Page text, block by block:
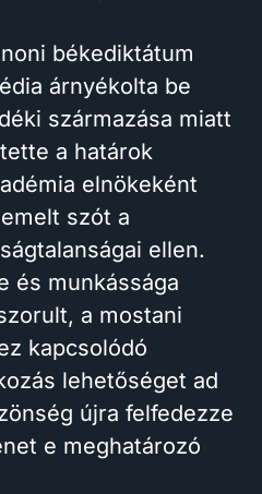
békediktátum
árnyékolta be
származása miatt
a határok
elnökeként
szót a
ellen.
és munkássága
a mostani
kapcsolódó
lehetőséget ad
újra felfedezze
e meghatározó